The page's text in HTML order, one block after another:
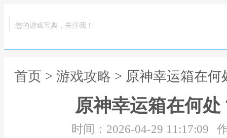
您的游戏宝典，关注我！
首页 > 游戏攻略 > 原神幸运箱在
原神幸运箱在何
时间：2026-04-29 11:17:09